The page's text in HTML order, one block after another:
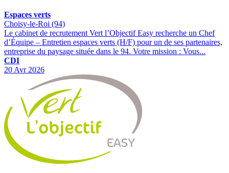
Espaces verts
Choisy-le-Roi (94)
Le cabinet de recrutement Vert l’Objectif Easy recherche un Chef
d’Équipe – Entretien espaces verts (H/F) pour un de ses partenaires,
entreprise du paysage située dans le 94. Votre mission : Vous...
CDI
20 Avr 2026